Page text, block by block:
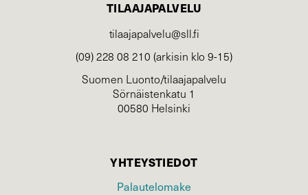
TILAAJAPALVELU
tilaajapalvelu@sll.fi
(09) 228 08 210 (arkisin klo 9-15)
Suomen Luonto/tilaajapalvelu
Sörnäistenkatu 1
00580 Helsinki
YHTEYSTIEDOT
Palautelomake